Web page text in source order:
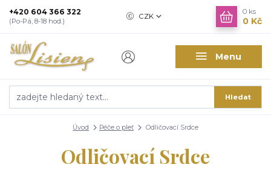
Menu
CZK
Hledat
+420 604 366 322
(Po-Pá, 8-18 hod.)
0 ks
0 Kč
Úvod Péče o pleť Odličovací Srdce
Odličovací Srdce